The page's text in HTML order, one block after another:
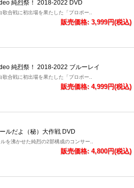
純烈祭！ 2018-2022 DVD
合戦に初出場を果たした「プロポー..
販売価格: 3,999円(税込)
純烈祭！ 2018-2022 ブルーレイ
合戦に初出場を果たした「プロポー..
販売価格: 4,999円(税込)
ルだよ（秘）大作戦 DVD
を沸かせた純烈の2部構成のコンサー..
販売価格: 4,800円(税込)